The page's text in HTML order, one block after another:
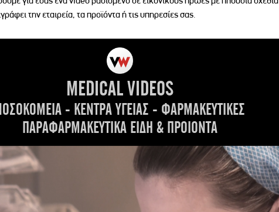
την εταιρεία, τα προϊόντα ή τις υπηρεσίες σας.
MEDICAL VIDEOS
- ΚΕΝΤΡΑ ΥΓΕΙΑΣ - ΦΑΡΜΑΚΕΥΤΙΚΕΣ
ΠΑΡΑΦΑΡΜΑΚΕΥΤΙΚΑ ΕΙΔΗ & ΠΡΟΙΟΝΤΑ